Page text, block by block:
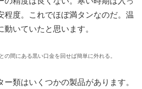
程度。これでほぼ満タンなのだ。温
いていたと思います。
の間にある黒い口金を回せば簡単に外れる。
ー類はいくつかの製品があります。